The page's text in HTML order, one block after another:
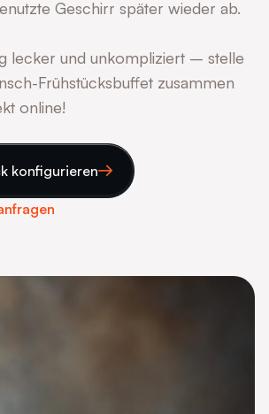
Geschirr später wieder ab.
lecker und unkompliziert – stelle
Frühstücksbuffet zusammen
online!
konfigurieren